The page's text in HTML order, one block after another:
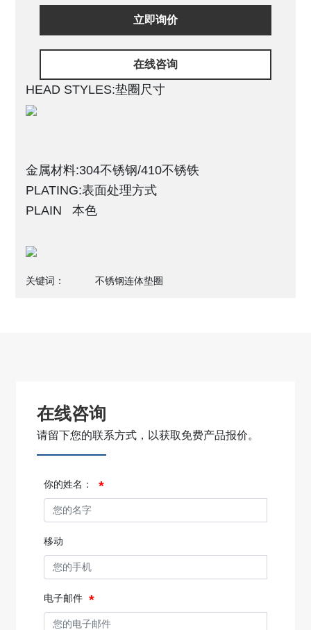
立即询价
在线咨询
HEAD STYLES:垫圈尺寸
金属材料:304不锈钢/410不锈铁
PLATING:表面处理方式
PLAIN 本色
关键词： 不锈钢连体垫圈
在线咨询
请留下您的联系方式，以获取免费产品报价。
你的姓名：
移动
电子邮件